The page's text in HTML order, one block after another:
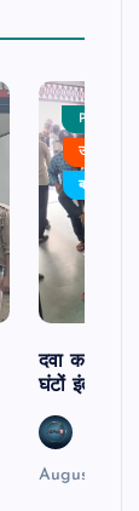
PUBLIC
उत्तर
बड़ी खबर
दवा कक्ष में
घंटों इंतजार
August 6,